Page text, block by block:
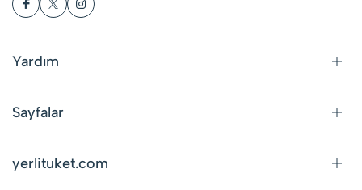
Yardım
Sayfalar
yerlituket.com